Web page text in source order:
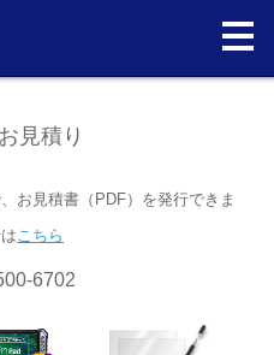
見積り
お見積書（PDF）を発行できま
こちら
6702